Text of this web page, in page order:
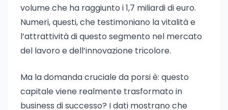
volume che ha raggiunto i 1,7 miliardi di euro.
Numeri, questi, che testimoniano la vitalità e
l’attrattività di questo segmento nel mercato
del lavoro e dell’innovazione tricolore.
Ma la domanda cruciale da porsi è: questo
capitale viene realmente trasformato in
business di successo? I dati mostrano che